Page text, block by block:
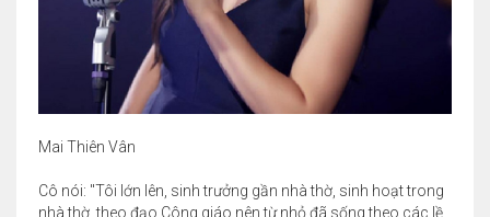
Mai Thiên Vân
Cô nói: "Tôi lớn lên, sinh trưởng gần nhà thờ, sinh hoạt trong
nhà thờ, theo đạo Công giáo nên từ nhỏ đã sống theo các lề